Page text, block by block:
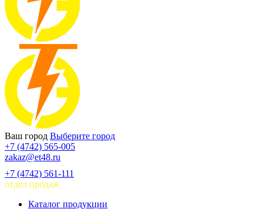
Ваш город Выберите город
+7 (4742) 565-005
zakaz@et48.ru
+7 (4742) 561-111
отдел продаж
Каталог продукции